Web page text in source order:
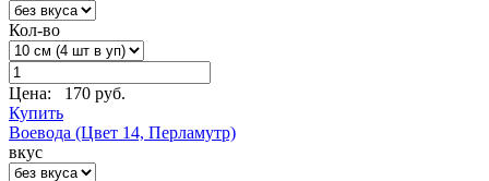
Кол-во
Цена:
170 руб.
Купить
Воевода (Цвет 14, Перламутр)
вкус